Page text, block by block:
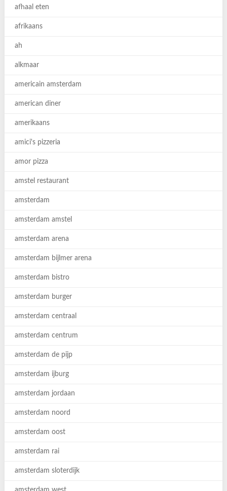
afhaal eten
afrikaans
ah
alkmaar
americain amsterdam
american diner
amerikaans
amici's pizzeria
amor pizza
amstel restaurant
amsterdam
amsterdam amstel
amsterdam arena
amsterdam bijlmer arena
amsterdam bistro
amsterdam burger
amsterdam centraal
amsterdam centrum
amsterdam de pijp
amsterdam ijburg
amsterdam jordaan
amsterdam noord
amsterdam oost
amsterdam rai
amsterdam sloterdijk